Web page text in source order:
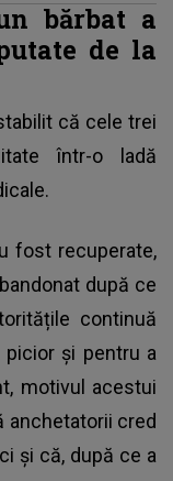
bărbat a
de la
că cele trei
într-o ladă
fost recuperate,
după ce
continuă
și pentru a
motivul acestui
anchetatorii cred
și că, după ce a